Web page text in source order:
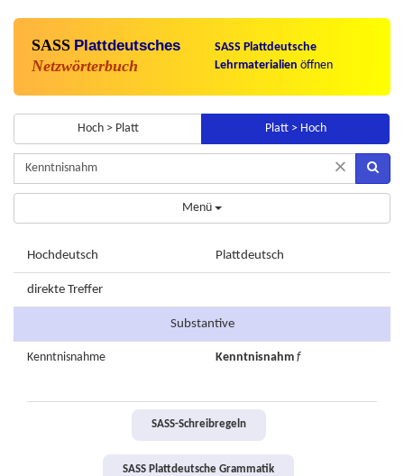
SASS Plattdeutsches
Netzwörterbuch
SASS Plattdeutsche
Lehrmaterialien öffnen
Hoch > Platt Platt > Hoch
×
Menü
Hochdeutsch Plattdeutsch
direkte Treffer
Substantive
Kenntnisnahme Kenntnisnahm f
SASS-Schreibregeln
SASS Plattdeutsche Grammatik